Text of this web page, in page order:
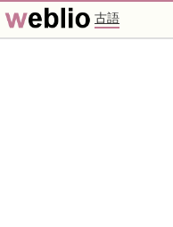
古語